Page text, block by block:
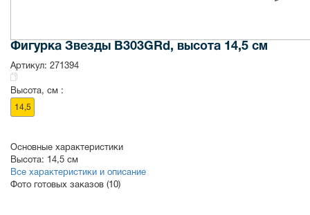
Фигурка Звезды B303GRd, высота 14,5 см
Артикул: 271394
Высота, см :
14,5
Основные характеристики
Высота: 14,5 см
Все характеристики и описание
Фото готовых заказов (10)